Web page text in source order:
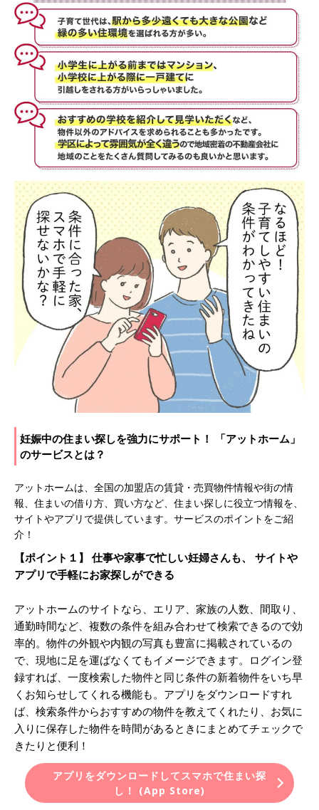
妊娠中の住まい探しを強力にサポート！ 「アットホーム」
のサービスとは？
アットホームは、全国の加盟店の賃貸・売買物件情報や街の情
報、住まいの借り方、買い方など、住まい探しに役立つ情報を、
サイトやアプリで提供しています。サービスのポイントをご紹
介！
【ポイント１】 仕事や家事で忙しい妊婦さんも、 サイトや
アプリで手軽にお家探しができる
アットホームのサイトなら、エリア、家族の人数、間取り、
通勤時間など、複数の条件を組み合わせて検索できるので効
率的。物件の外観や内観の写真も豊富に掲載されているの
で、現地に足を運ばなくてもイメージできます。ログイン登
録すれば、一度検索した物件と同じ条件の新着物件をいち早
くお知らせしてくれる機能も。アプリをダウンロードすれ
ば、検索条件からおすすめの物件を教えてくれたり、お気に
入りに保存した物件を時間があるときにまとめてチェックで
きたりと便利！
アプリをダウンロードしてスマホで住まい探
し！ (App Store)